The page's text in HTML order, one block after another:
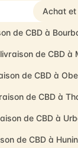
Achat
de CBD à
de CBD à
de CBD à
de CBD à
de CBD à
de CBD à